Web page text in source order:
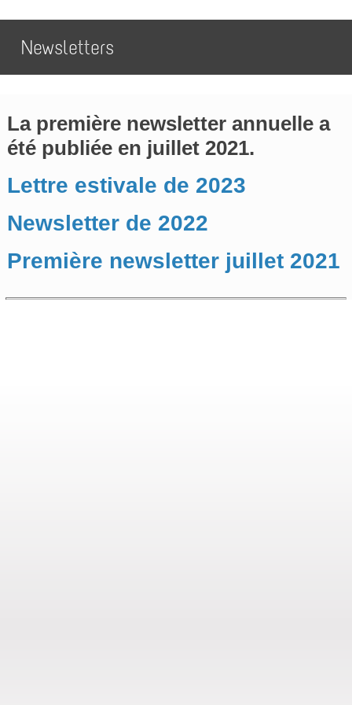
Newsletters
La première newsletter annuelle a
été publiée en juillet 2021.
Lettre estivale de 2023
Newsletter de 2022
Première newsletter juillet 2021